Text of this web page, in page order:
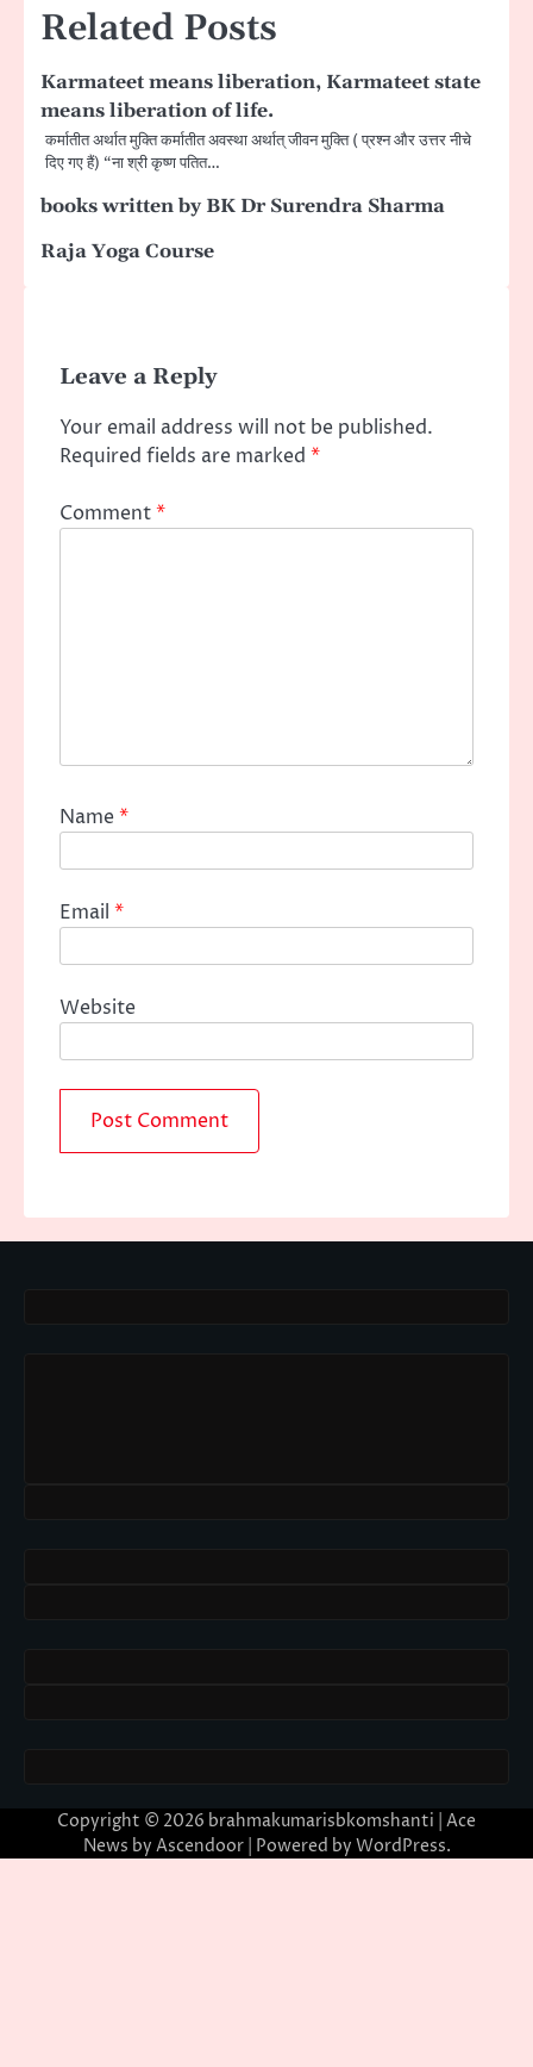
Related Posts
Karmateet means liberation, Karmateet state
means liberation of life.
कर्मातीत अर्थात मुक्ति कर्मातीत अवस्था अर्थात् जीवन मुक्ति ( प्रश्न और उत्तर नीचे
दिए गए हैं) “ना श्री कृष्ण पतित…
books written by BK Dr Surendra Sharma
Raja Yoga Course
Leave a Reply
Your email address will not be published.
Required fields are marked *
Comment*
Name*
Email *
Website
Copyright © 2026 brahmakumarisbkomshanti | Ace
News by Ascendoor| Powered by WordPress.